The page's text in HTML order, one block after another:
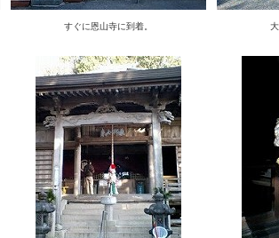
すぐに恩山寺に到着。